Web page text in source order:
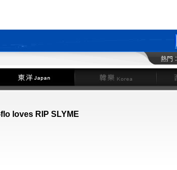
熱門：
東洋 韓樂
loves RIP SLYME